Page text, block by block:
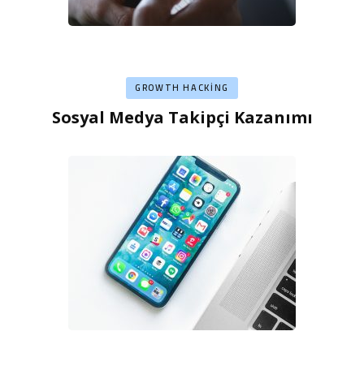
GROWTH HACKING
Sosyal Medya Takipçi Kazanımı